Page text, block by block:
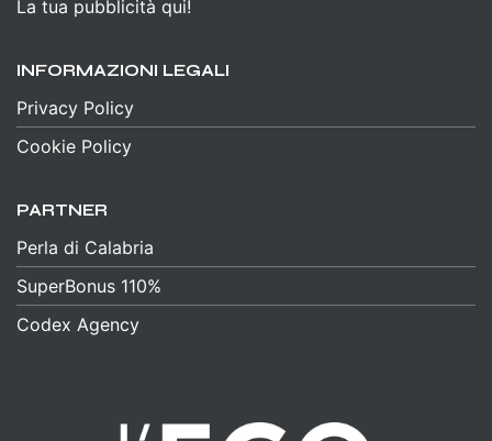
La tua pubblicità qui!
INFORMAZIONI LEGALI
Privacy Policy
Cookie Policy
PARTNER
Perla di Calabria
SuperBonus 110%
Codex Agency